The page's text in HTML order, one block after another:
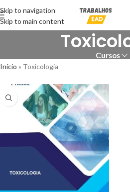
Skip to navigation
Skip to main content
Cursos
Início » Toxicologia